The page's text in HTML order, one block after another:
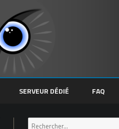
SERVEUR DÉDIÉ FAQ
Recherche